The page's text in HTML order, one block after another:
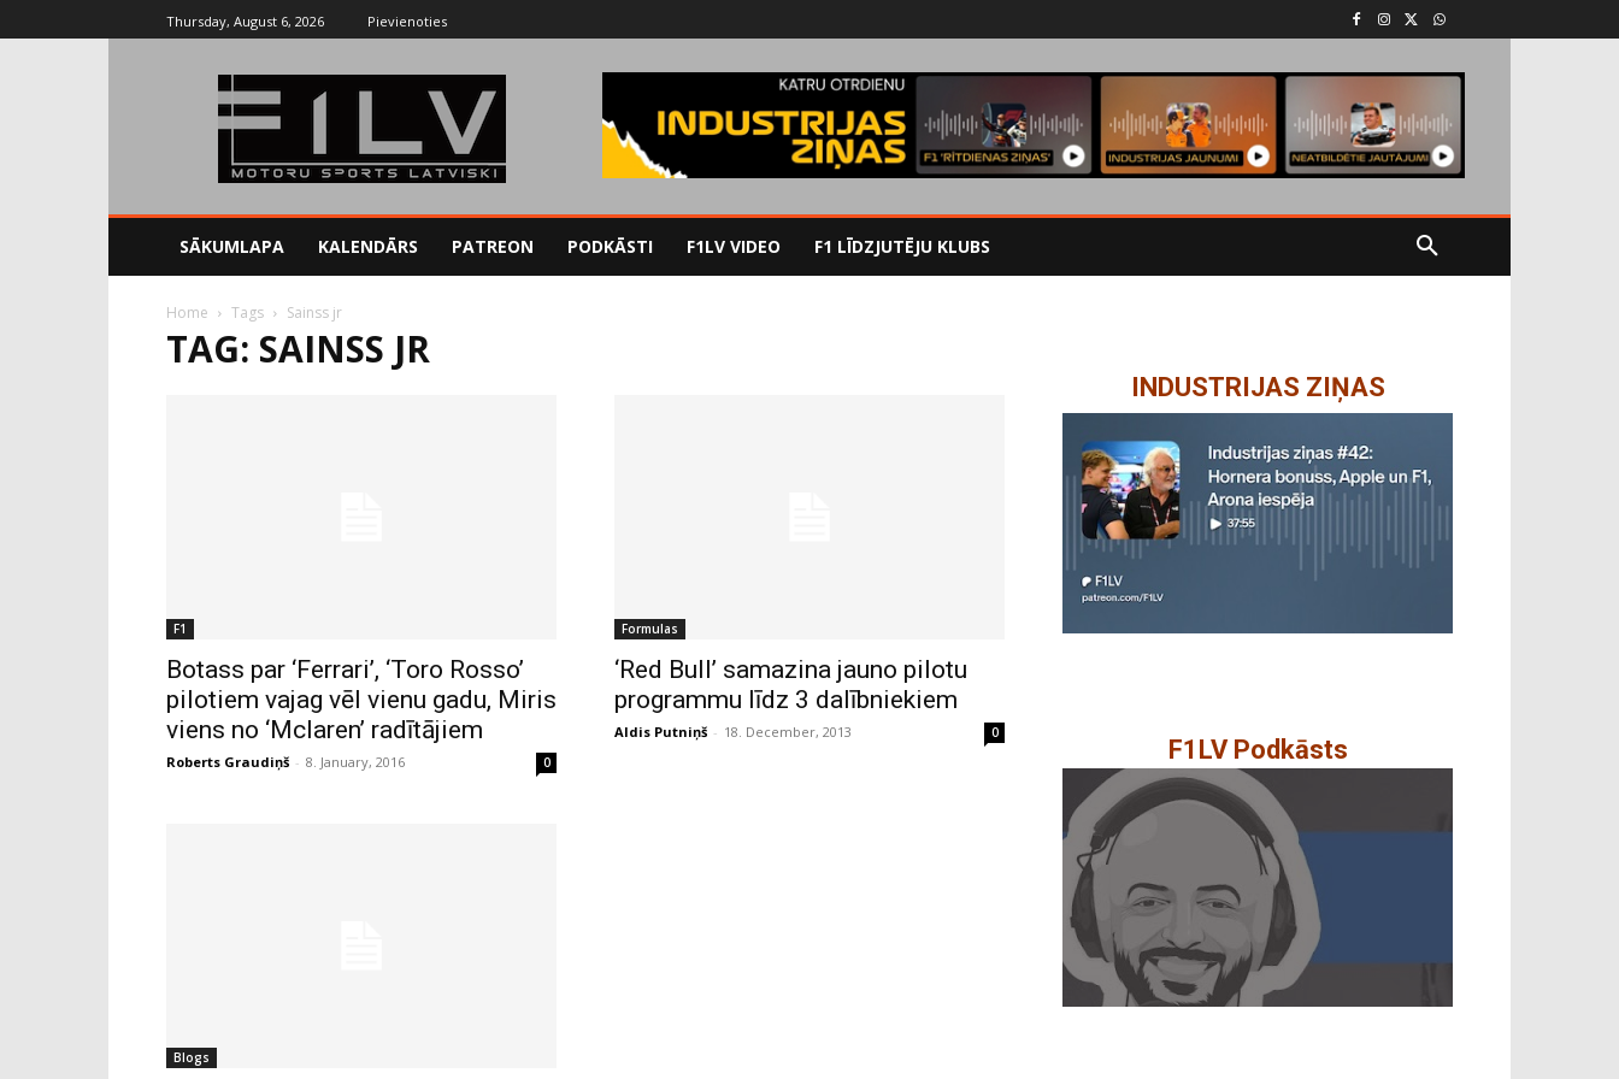
Thursday, August 6, 2026 Pievienoties
SĀKUMLAPA KALENDĀRS PATREON PODKĀSTI F1LV VIDEO F1 LĪDZJUTĒJU KLUBS
Home Tags Sainss jr
TAG: SAINSS JR
F1
Botass par ‘Ferrari’, ‘Toro Rosso’
pilotiem vajag vēl vienu gadu, Miris
viens no ‘Mclaren’ radītājiem
Roberts Graudiņš - 8. January, 2016 0
Formulas
‘Red Bull’ samazina jauno pilotu
programmu līdz 3 dalībniekiem
Aldis Putniņš - 18. December, 2013 0
Blogs
INDUSTRIJAS ZIŅAS
F1LV Podkāsts